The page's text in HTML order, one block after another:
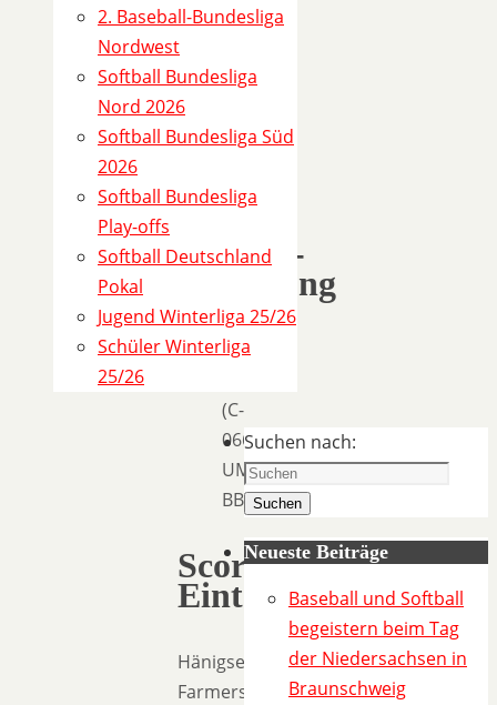
Ristow
Field
Steindamm
30,
Hänigsen
Umpire-
Einteilung
Henning
(C-
066845-
UMP-
BB)
Scorer-
Einteilung
Hänigsen
Farmers
2. Baseball-Bundesliga
Nordwest
Softball Bundesliga
Nord 2026
Softball Bundesliga Süd
2026
Softball Bundesliga
Play-offs
Softball Deutschland
Pokal
Jugend Winterliga 25/26
Schüler Winterliga
25/26
Suchen nach:
Suchen
Neueste Beiträge
Baseball und Softball
begeistern beim Tag
der Niedersachsen in
Braunschweig